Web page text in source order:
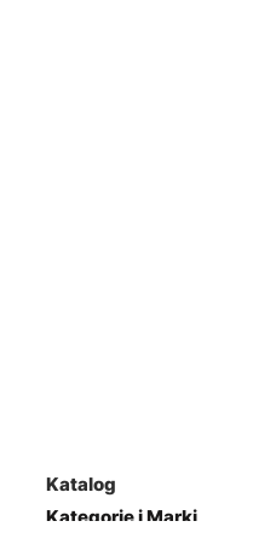
Katalog
Kategorie i Marki